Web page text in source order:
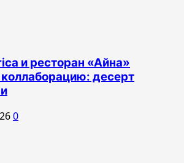
и ресторан «Айна»
десерт
0